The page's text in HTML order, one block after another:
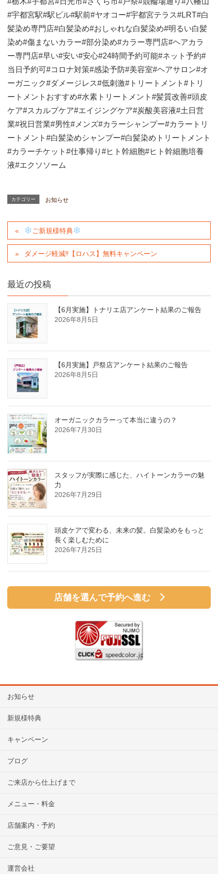
#宇都宮駅#駅ビル#駅前#ヤオコー#宇都宮テラス#LRT#白
髪染め専門店#白髪染め#おしゃれな白髪染め#明るい白髪
染め#傷まないカラー#部分染め#カラー専門店#ヘアカラ
ー専門店#早い#安い#安心#24時間予約可能#ネット予約#
当日予約可#コロナ対策#感染予防#美容室#ヘアサロン#オ
ーガニック#ダメージレス#低刺激# トリートメント # トリ
ートメントおすすめ#水素トリートメント #髪質改善#頭皮
ケア#スカルプケア#エイジングケア#炭酸美容液#土日営
業#祝日営業#男性# メンズ#カラーシャンプー#カラートリ
ートメント #白髪染めシャンプー#白髪染めトリートメント
#カラーチケット #仕事帰り #ヒト幹細胞#ヒト幹細胞培養
液#エクソソーム
カテゴリー お知らせ
ご新規様特典
ダメージ軽減‼︎【ロハス】無料キャンペーン
最近の投稿
【6月実施】トナリエ店アンケート結果のご報告
2026年8月5日
【6月実施】戸祭店アンケート結果のご報告
2026年8月5日
オーガニックカラーって本当に違うの？
2026年7月30日
スタッフが実際に感じた、ハイトーンカラーの魅
力
2026年7月29日
頭皮ケアで変わる、未来の髪。白髪染めをもっと
長く楽しむために
2026年7月25日
店舗を選んで予約へ進む
お知らせ
新規様特典
キャンペーン
ブログ
ご来店から仕上げまで
メニュー・料金
店舗案内・予約
ご意見・ご要望
運営会社